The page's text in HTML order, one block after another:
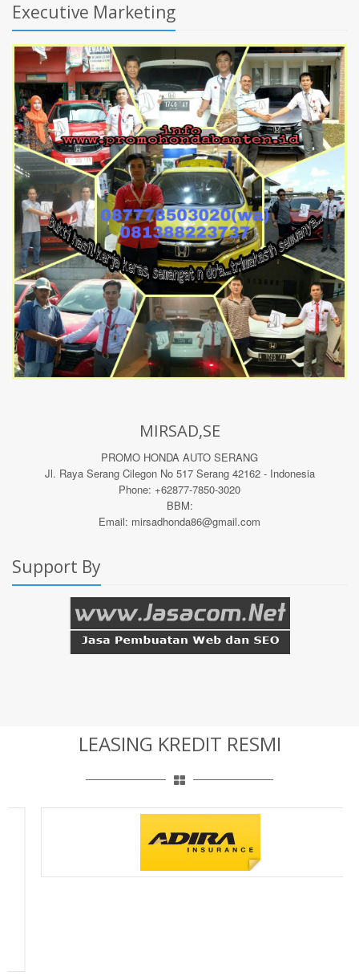
Executive Marketing
MIRSAD,SE
PROMO HONDA AUTO SERANG
Jl. Raya Serang Cilegon No 517 Serang 42162 - Indonesia
Phone: +62877-7850-3020
BBM:
Email: mirsadhonda86@gmail.com
Support By
LEASING KREDIT RESMI